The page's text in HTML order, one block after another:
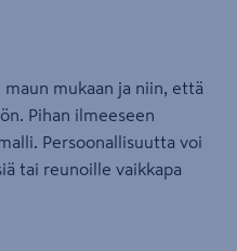
mukaan ja niin, että
Pihan ilmeeseen
Persoonallisuutta voi
tai reunoille vaikkapa